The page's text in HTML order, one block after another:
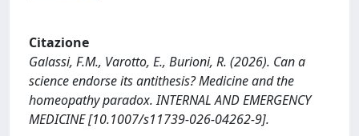
Citazione
Galassi, F.M., Varotto, E., Burioni, R. (2026). Can a
science endorse its antithesis? Medicine and the
homeopathy paradox. INTERNAL AND EMERGENCY
MEDICINE [10.1007/s11739-026-04262-9].